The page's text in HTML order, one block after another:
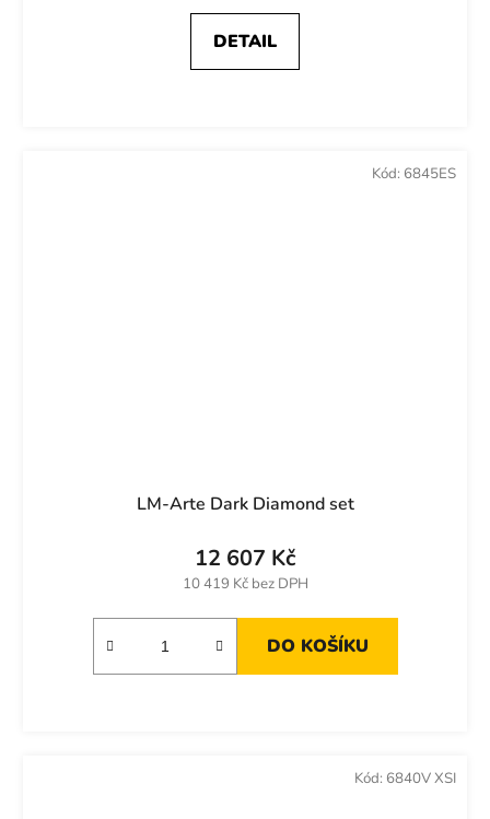
DETAIL
LM-Arte Dark Diamond set
10 419 Kč bez DPH
12 607 Kč
DO KOŠÍKU
Kód: 6845ES
Kód: 6840V XSI